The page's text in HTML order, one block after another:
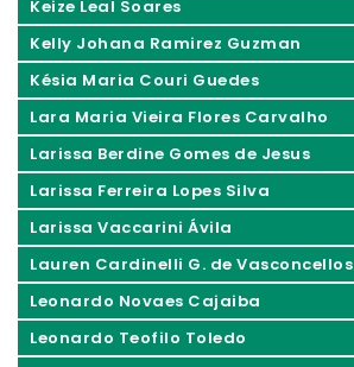
Keize Leal Soares
Kelly Johana Ramirez Guzman
Késia Maria Couri Guedes
Lara Maria Vieira Flores Carvalho
Larissa Berdine Gomes de Jesus
Larissa Ferreira Lopes Silva
Larissa Vaccarini Ávila
Lauren Cardinelli G. de Vasconcellos
Leonardo Novaes Cajaiba
Leonardo Teofilo Toledo